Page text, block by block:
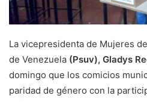
La vicepresidenta de Mujeres
de Venezuela (Psuv), Gladys
domingo que los comicios
paridad de género con la